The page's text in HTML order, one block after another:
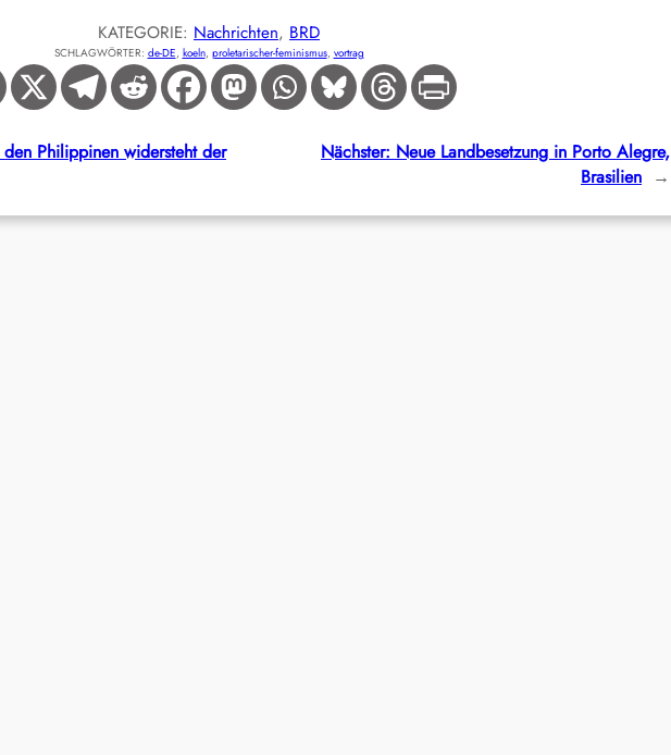
KATEGORIE: Nachrichten, BRD
SCHLAGWÖRTER: de-DE, koeln, proletarischer-feminismus, vortrag
Philippinen widersteht der
Nächster: Neue Landbesetzung in Porto Alegre,
Brasilien →